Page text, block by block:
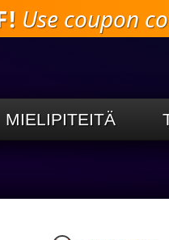
Siirry
pääsisältöön
Use coupon
MIELIPITEITÄ